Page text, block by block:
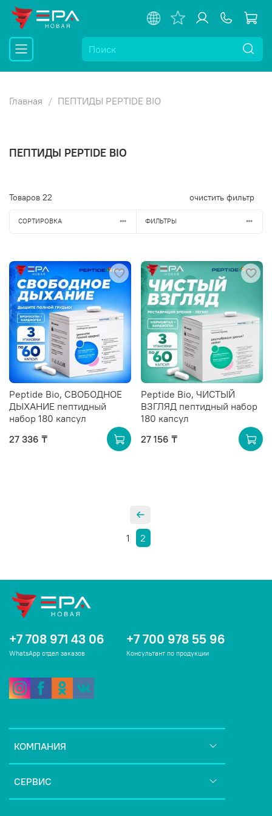
Главная ПЕПТИДЫ PEPTIDE BIO
ПЕПТИДЫ PEPTIDE BIO
Товаров 22 очистить фильтр
СОРТИРОВКА ФИЛЬТРЫ
Peptide Bio, СВОБОДНОЕ
ДЫХАНИЕ пептидный
набор 180 капсул
27 336 ₸
Peptide Bio, ЧИСТЫЙ
ВЗГЛЯД пептидный набор
180 капсул
27 156 ₸
1 2
КОМПАНИЯ
СЕРВИС
+7 708 971 43 06
WhatsApp отдел заказов
+7 700 978 55 96
Консультант по продукции